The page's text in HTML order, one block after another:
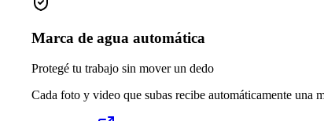
Marca de agua automática
Protegé tu trabajo sin mover un dedo
Cada foto y video que subas recibe automáticamente una